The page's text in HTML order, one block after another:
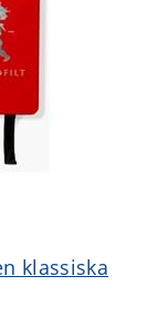
klassiska